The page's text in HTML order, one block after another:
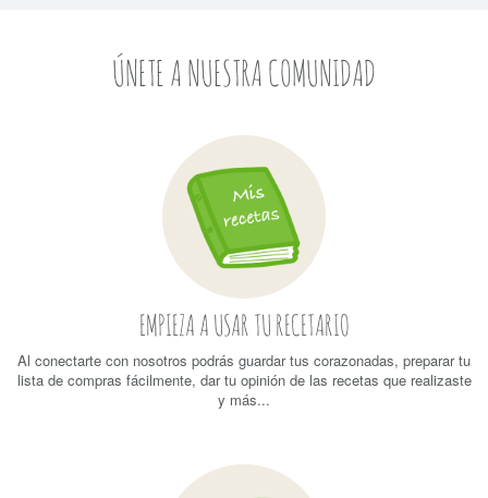
ÚNETE A NUESTRA COMUNIDAD
EMPIEZA A USAR TU RECETARIO
Al conectarte con nosotros podrás guardar tus corazonadas, preparar tu
lista de compras fácilmente, dar tu opinión de las recetas que realizaste
y más...